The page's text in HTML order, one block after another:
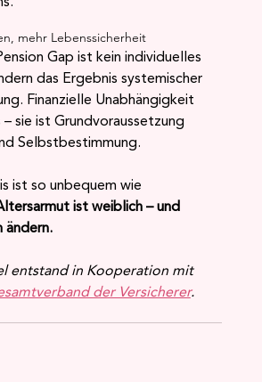
mehr Lebenssicherheit
Gap ist kein individuelles
das Ergebnis systemischer
Finanzielle Unabhängigkeit
– sie ist Grundvoraussetzung
Selbstbestimmung.
ist so unbequem wie
ist weiblich – und
ändern.
entstand in Kooperation mit
der Versicherer.